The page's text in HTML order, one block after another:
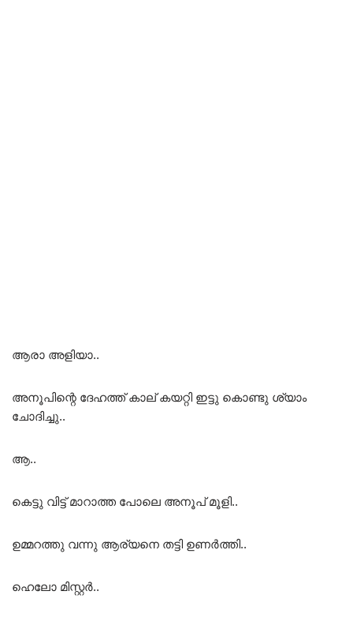
ആരാ അളിയാ..
അനൂപിന്റെ ദേഹത്ത് കാല് കയറ്റി ഇട്ടു കൊണ്ടു ശ്യാം
ചോദിച്ചു..
ആ..
കെട്ടു വിട്ട് മാറാത്ത പോലെ അനൂപ് മൂളി..
ഉമ്മറത്തു വന്നു ആര്യനെ തട്ടി ഉണർത്തി..
ഹെലോ മിസ്റ്റർ..